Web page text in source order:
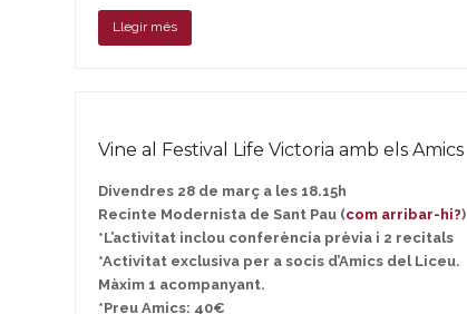
Llegir més
Vine al Festival Life Victoria amb els Amics
Divendres 28 de març a les 18.15h
Recinte Modernista de Sant Pau (com arribar-hi?)
*L’activitat inclou conferència prèvia i 2 recitals
*Activitat exclusiva per a socis d’Amics del Liceu.
Màxim 1 acompanyant.
*Preu Amics: 40€